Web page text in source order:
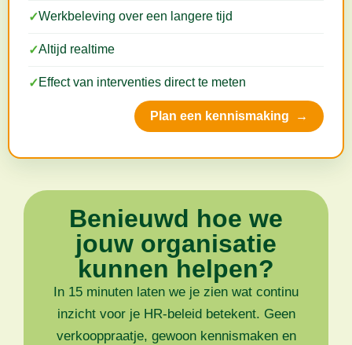
✓Werkbeleving over een langere tijd
✓Altijd realtime
✓Effect van interventies direct te meten
Plan een kennismaking →
Benieuwd hoe we
jouw organisatie
kunnen helpen?
In 15 minuten laten we je zien wat continu
inzicht voor je HR-beleid betekent. Geen
verkooppraatje, gewoon kennismaken en